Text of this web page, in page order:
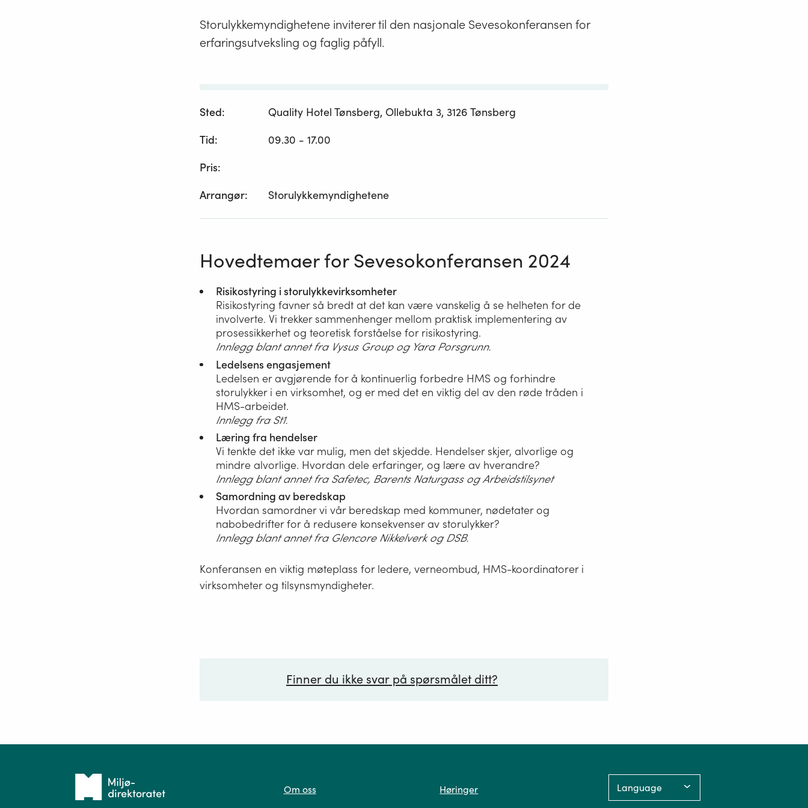
Storulykkemyndighetene inviterer til den nasjonale Sevesokonferansen for
erfaringsutveksling og faglig påfyll.
Sted:
Quality Hotel Tønsberg, Ollebukta 3, 3126 Tønsberg
Tid:
09.30 - 17.00
Pris:
Arrangør:
Storulykkemyndighetene
Hovedtemaer for Sevesokonferansen 2024
Risikostyring i storulykkevirksomheter
Risikostyring favner så bredt at det kan være vanskelig å se helheten for de
involverte. Vi trekker sammenhenger mellom praktisk implementering av
prosessikkerhet og teoretisk forståelse for risikostyring.
Innlegg blant annet fra Vysus Group og Yara Porsgrunn.
Ledelsens engasjement
Ledelsen er avgjørende for å kontinuerlig forbedre HMS og forhindre
storulykker i en virksomhet, og er med det en viktig del av den røde tråden i
HMS-arbeidet.
Innlegg fra St1.
Læring fra hendelser
Vi tenkte det ikke var mulig, men det skjedde. Hendelser skjer, alvorlige og
mindre alvorlige. Hvordan dele erfaringer, og lære av hverandre?
Innlegg blant annet fra Safetec, Barents Naturgass og Arbeidstilsynet
Samordning av beredskap
Hvordan samordner vi vår beredskap med kommuner, nødetater og
nabobedrifter for å redusere konsekvenser av storulykker?
Innlegg blant annet fra Glencore Nikkelverk og DSB.
Konferansen en viktig møteplass for ledere, verneombud, HMS-koordinatorer i
virksomheter og tilsynsmyndigheter.
Finner du ikke svar på spørsmålet ditt?
Tilbake
Om oss Høringer